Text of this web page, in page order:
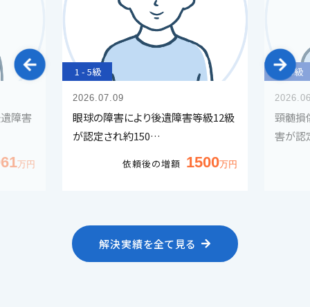
障害
1 - 5級
2026.07.09
眼球の障害により後遺障害等級12級
が認定され約150…
依頼後の増額 1500
1 - 5級
頸髄損
害が認
解決実績を全て見る